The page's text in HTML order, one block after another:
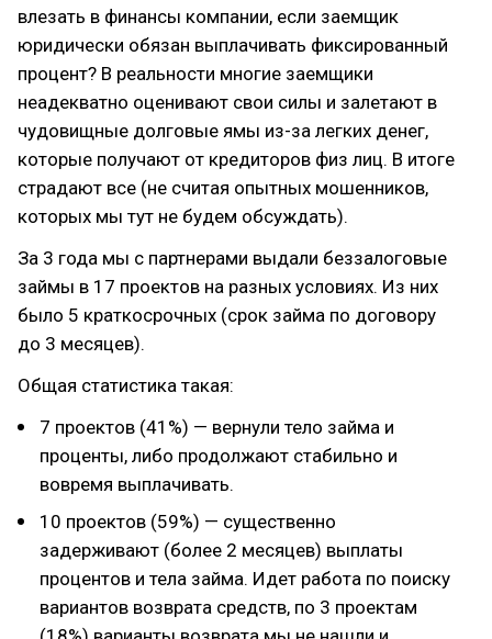
влезать в финансы компании, если заемщик
юридически обязан выплачивать фиксированный
процент? В реальности многие заемщики
неадекватно оценивают свои силы и залетают в
чудовищные долговые ямы из-за легких денег,
которые получают от кредиторов физ лиц. В итоге
страдают все (не считая опытных мошенников,
которых мы тут не будем обсуждать).
За 3 года мы с партнерами выдали беззалоговые
займы в 17 проектов на разных условиях. Из них
было 5 краткосрочных (срок займа по договору
до 3 месяцев).
Общая статистика такая:
7 проектов (41%) — вернули тело займа и
проценты, либо продолжают стабильно и
вовремя выплачивать.
10 проектов (59%) — существенно
задерживают (более 2 месяцев) выплаты
процентов и тела займа. Идет работа по поиску
вариантов возврата средств, по 3 проектам